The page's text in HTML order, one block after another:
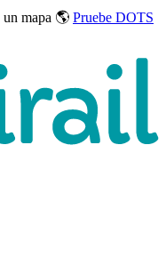
un mapa 🌎 Pruebe DOTS